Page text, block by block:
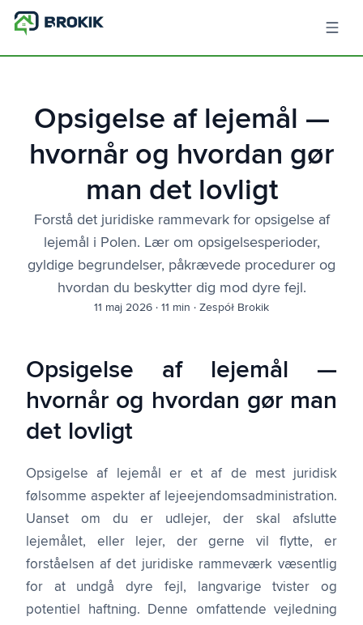
Opsigelse af lejemål —
hvornår og hvordan gør
man det lovligt
Forstå det juridiske rammevark for opsigelse af
lejemål i Polen. Lær om opsigelses­perioder,
gyldige begrundelser, påkrævede procedurer og
hvordan du beskytter dig mod dyre fejl.
11 maj 2026 · 11 min · Zespół Brokik
Opsigelse af lejemål —
hvornår og hvordan gør man
det lovligt
Opsigelse af lejemål er et af de mest juridisk
følsomme aspekter af lejeejendomsadministration.
Uanset om du er udlejer, der skal afslutte
lejemålet, eller lejer, der gerne vil flytte, er
forståelsen af det juridiske rammeværk væsentlig
for at undgå dyre fejl, langvarige tvister og
potentiel haftning. Denne omfattende vejledning